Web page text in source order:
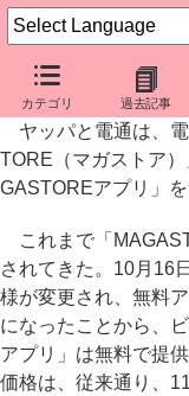
カテゴリ 過去記事
ヤッパのiPhone向け雑
ヤッパと電通は、
TORE（マガストア
GASTOREアプリ」を
これまで「
されてきた。10月16
様が変更され、無料
になったことから、
アプリ」は無料で提
価格は、従来通り、